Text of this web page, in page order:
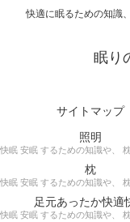
快適に眠るための知識
眠り
サイトマップ
照明
枕
足元あったか快適